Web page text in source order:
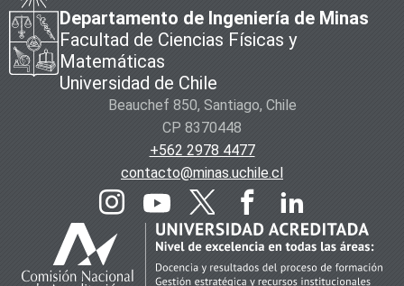
Departamento de Ingeniería de Minas
Facultad de Ciencias Físicas y
Matemáticas
Universidad de Chile
Beauchef 850, Santiago, Chile
CP 8370448
+562 2978 4477
contacto@minas.uchile.cl